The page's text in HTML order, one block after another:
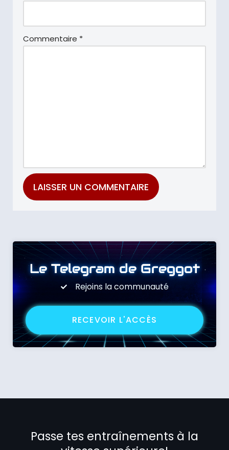
Commentaire *
Le Telegram de Greggot
Rejoins la communauté
RECEVOIR L'ACCÈS
Passe tes entraînements à la